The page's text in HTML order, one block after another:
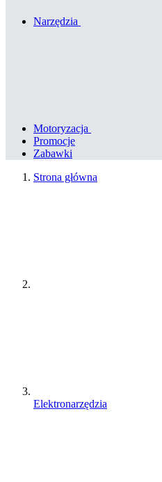
Narzędzia
Motoryzacja
Promocje
Zabawki
Strona główna
Elektronarzędzia